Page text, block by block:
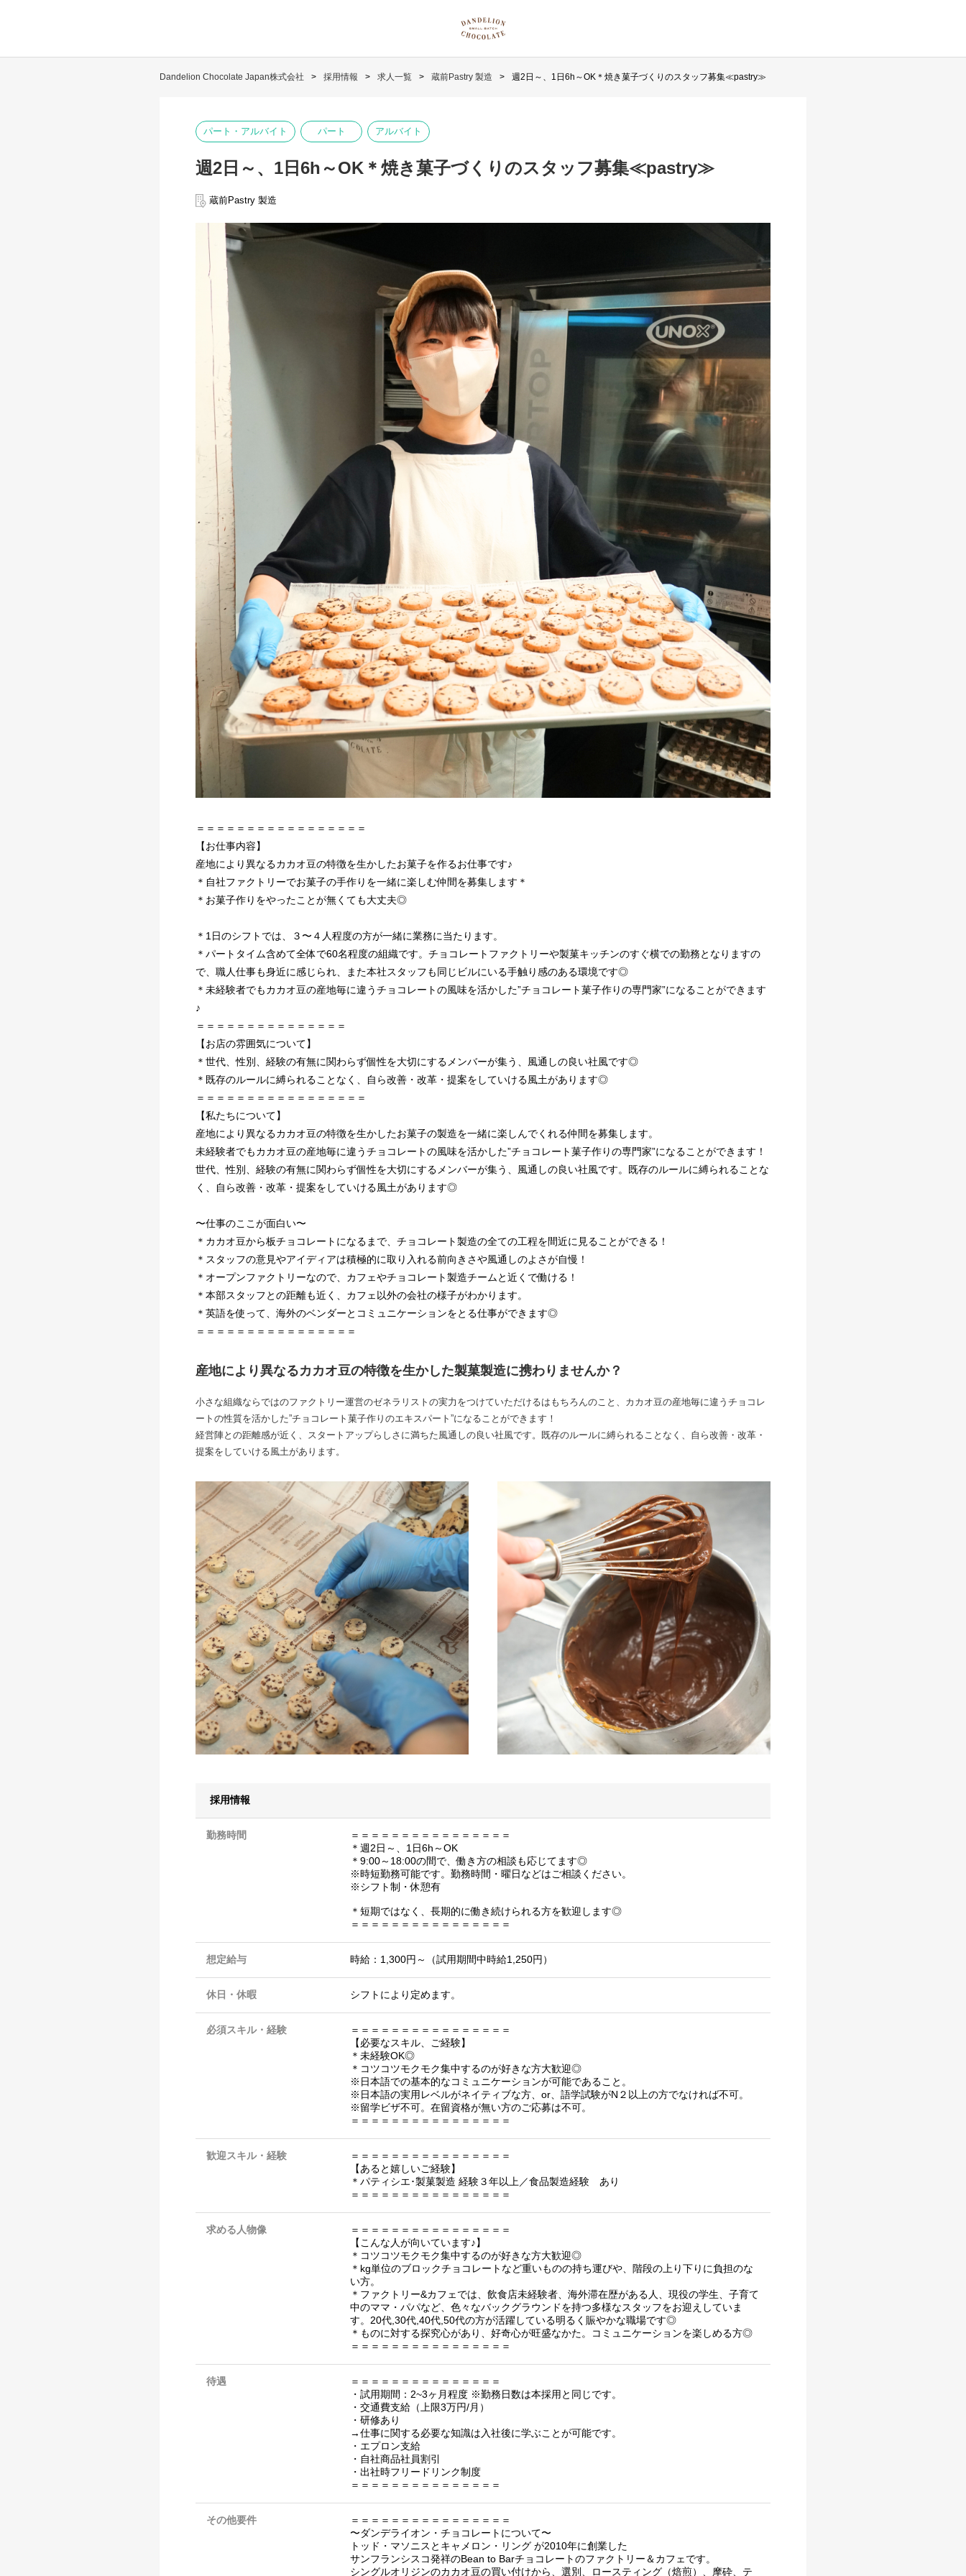
Dandelion Chocolate Japan株式会社 採用情報 求人一覧 蔵前Pastry 製造 週2日～、1日6h～OK＊焼き菓子づくりのスタッフ募集≪pastry≫
パート・アルバイト パート アルバイト
週2日～、1日6h～OK＊焼き菓子づくりのスタッフ募集≪pastry≫
蔵前Pastry 製造
＝＝＝＝＝＝＝＝＝＝＝＝＝＝＝＝＝
【お仕事内容】
産地により異なるカカオ豆の特徴を生かしたお菓子を作るお仕事です♪
＊自社ファクトリーでお菓子の手作りを一緒に楽しむ仲間を募集します＊
＊お菓子作りをやったことが無くても大丈夫◎
＊1日のシフトでは、３〜４人程度の方が一緒に業務に当たります。
＊パートタイム含めて全体で60名程度の組織です。チョコレートファクトリーや製菓キッチンのすぐ横での勤務となりますの
で、職人仕事も身近に感じられ、また本社スタッフも同じビルにいる手触り感のある環境です◎
＊未経験者でもカカオ豆の産地毎に違うチョコレートの風味を活かした”チョコレート菓子作りの専門家”になることができます
♪
＝＝＝＝＝＝＝＝＝＝＝＝＝＝＝
【お店の雰囲気について】
＊世代、性別、経験の有無に関わらず個性を大切にするメンバーが集う、風通しの良い社風です◎
＊既存のルールに縛られることなく、自ら改善・改革・提案をしていける風土があります◎
＝＝＝＝＝＝＝＝＝＝＝＝＝＝＝＝＝
【私たちについて】
産地により異なるカカオ豆の特徴を生かしたお菓子の製造を一緒に楽しんでくれる仲間を募集します。
未経験者でもカカオ豆の産地毎に違うチョコレートの風味を活かした”チョコレート菓子作りの専門家”になることができます！
世代、性別、経験の有無に関わらず個性を大切にするメンバーが集う、風通しの良い社風です。既存のルールに縛られることな
く、自ら改善・改革・提案をしていける風土があります◎
〜仕事のここが面白い〜
＊カカオ豆から板チョコレートになるまで、チョコレート製造の全ての工程を間近に見ることができる！
＊スタッフの意見やアイディアは積極的に取り入れる前向きさや風通しのよさが自慢！
＊オープンファクトリーなので、カフェやチョコレート製造チームと近くで働ける！
＊本部スタッフとの距離も近く、カフェ以外の会社の様子がわかります。
＊英語を使って、海外のベンダーとコミュニケーションをとる仕事ができます◎
＝＝＝＝＝＝＝＝＝＝＝＝＝＝＝＝
産地により異なるカカオ豆の特徴を生かした製菓製造に携わりませんか？
小さな組織ならではのファクトリー運営のゼネラリストの実力をつけていただけるはもちろんのこと、カカオ豆の産地毎に違うチョコレ
ートの性質を活かした”チョコレート菓子作りのエキスパート”になることができます！
経営陣との距離感が近く、スタートアップらしさに満ちた風通しの良い社風です。既存のルールに縛られることなく、自ら改善・改革・
提案をしていける風土があります。
採用情報
勤務時間
＝＝＝＝＝＝＝＝＝＝＝＝＝＝＝＝
＊週2日～、1日6h～OK
＊9:00～18:00の間で、働き方の相談も応じてます◎
※時短勤務可能です。勤務時間・曜日などはご相談ください。
※シフト制・休憩有
＊短期ではなく、長期的に働き続けられる方を歓迎します◎
＝＝＝＝＝＝＝＝＝＝＝＝＝＝＝＝
想定給与 時給：1,300円～（試用期間中時給1,250円）
休日・休暇 シフトにより定めます。
必須スキル・経験
＝＝＝＝＝＝＝＝＝＝＝＝＝＝＝＝
【必要なスキル、ご経験】
＊未経験OK◎
＊コツコツモクモク集中するのが好きな方大歓迎◎
※日本語での基本的なコミュニケーションが可能であること。
※日本語の実用レベルがネイティブな方、or、語学試験がN２以上の方でなければ不可。
※留学ビザ不可。在留資格が無い方のご応募は不可。
＝＝＝＝＝＝＝＝＝＝＝＝＝＝＝＝
歓迎スキル・経験
＝＝＝＝＝＝＝＝＝＝＝＝＝＝＝＝
【あると嬉しいご経験】
＊パティシエ･製菓製造 経験３年以上／食品製造経験 あり
＝＝＝＝＝＝＝＝＝＝＝＝＝＝＝＝
求める人物像
＝＝＝＝＝＝＝＝＝＝＝＝＝＝＝＝
【こんな人が向いています♪】
＊コツコツモクモク集中するのが好きな方大歓迎◎
＊kg単位のブロックチョコレートなど重いものの持ち運びや、階段の上り下りに負担のな
い方。
＊ファクトリー&カフェでは、飲食店未経験者、海外滞在歴がある人、現役の学生、子育て
中のママ・パパなど、色々なバックグラウンドを持つ多様なスタッフをお迎えしていま
す。20代,30代,40代,50代の方が活躍している明るく賑やかな職場です◎
＊ものに対する探究心があり、好奇心が旺盛なかた。コミュニケーションを楽しめる方◎
＝＝＝＝＝＝＝＝＝＝＝＝＝＝＝＝
待遇
＝＝＝＝＝＝＝＝＝＝＝＝＝＝＝
・試用期間：2~3ヶ月程度 ※勤務日数は本採用と同じです。
・交通費支給（上限3万円/月）
・研修あり
→仕事に関する必要な知識は入社後に学ぶことが可能です。
・エプロン支給
・自社商品社員割引
・出社時フリードリンク制度
＝＝＝＝＝＝＝＝＝＝＝＝＝＝＝
その他要件
＝＝＝＝＝＝＝＝＝＝＝＝＝＝＝＝
〜ダンデライオン・チョコレートについて〜
トッド・マソニスとキャメロン・リング が2010年に創業した
サンフランシスコ発祥のBean to Barチョコレートのファクトリー＆カフェです。
シングルオリジンのカカオ豆の買い付けから、選別、ロースティング（焙煎）、摩砕、テ